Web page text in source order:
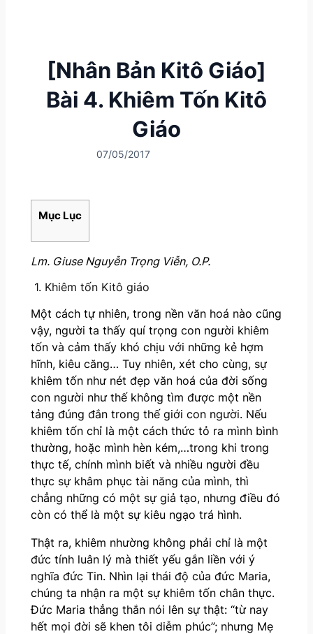
[Nhân Bản Kitô Giáo]
Bài 4. Khiêm Tốn Kitô
Giáo
07/05/2017
Mục Lục
Lm. Giuse Nguyễn Trọng Viễn, O.P.
1. Khiêm tốn Kitô giáo
Một cách tự nhiên, trong nền văn hoá nào cũng
vậy, người ta thấy quí trọng con người khiêm
tốn và cảm thấy khó chịu với những kẻ hợm
hĩnh, kiêu căng… Tuy nhiên, xét cho cùng, sự
khiêm tốn như nét đẹp văn hoá của đời sống
con người như thế không tìm được một nền
tảng đúng đắn trong thế giới con người. Nếu
khiêm tốn chỉ là một cách thức tỏ ra mình bình
thường, hoặc mình hèn kém,…trong khi trong
thực tế, chính mình biết và nhiều người đều
thực sự khâm phục tài năng của mình, thì
chẳng những có một sự giả tạo, nhưng điều đó
còn có thể là một sự kiêu ngạo trá hình.
Thật ra, khiêm nhường không phải chỉ là một
đức tính luân lý mà thiết yếu gắn liền với ý
nghĩa đức Tin. Nhìn lại thái độ của đức Maria,
chúng ta nhận ra một sự khiêm tốn chân thực.
Đức Maria thẳng thắn nói lên sự thật: “từ nay
hết mọi đời sẽ khen tôi diễm phúc”; nhưng Mẹ